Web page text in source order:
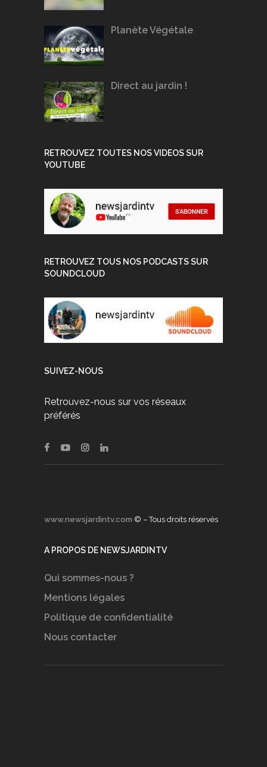
Planète Végétale
Direct au jardin !
RETROUVEZ TOUTES NOS VIDEOS SUR
YOUTUBE
RETROUVEZ TOUS NOS PODCASTS SUR
SOUNDCLOUD
SUIVEZ-NOUS
Retrouvez-nous sur vos réseaux
préférés
www.newsjardintv.com © – Tous droits réservés
A PROPOS DE NEWSJARDINTV
Qui sommes-nous ?
Mentions légales
Politique de confidentialité
Nous contacter